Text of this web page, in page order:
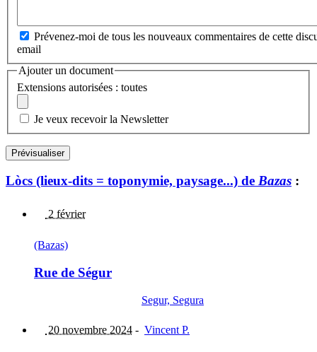
Prévenez-moi de tous les nouveaux commentaires de cette
email
Ajouter un document
Extensions autorisées : toutes
Je veux recevoir la Newsletter
Lòcs (lieux-dits = toponymie, paysage...) de Bazas :
2 février
(Bazas)
Rue de Ségur
Segur, Segura
20 novembre 2024 - Vincent P.